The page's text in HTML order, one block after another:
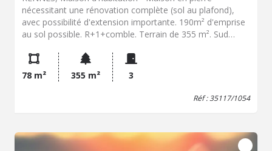
nécessitant une rénovation complète (sol au plafond),
avec possibilité d'extension importante. 190m² d'emprise
au sol possible. R+1+comble. Terrain de 355 m². Sud
Emplacement recherché, quartier de la petite touche,
proche boulevard de Verdun. Zone inondable : extension
soumise à une surélévation obligatoire de 57 cm. - Classe
énergie : Non requis - Classe climat : Non requis - Prix
35117/1054
78 m² 355 m² 3
Réf : 35117/1054